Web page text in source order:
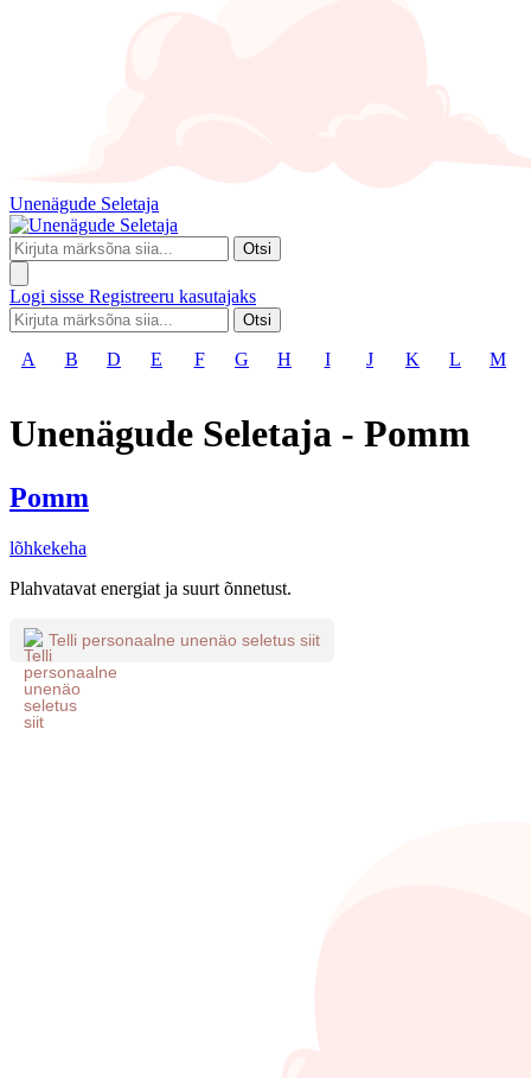
Unenägude Seletaja
Otsi
Logi sisse Registreeru kasutajaks
Otsi
A B D E F G H I J K L M
Unenägude Seletaja - Pomm
Pomm
lõhkekeha
Plahvatavat energiat ja suurt õnnetust.
Telli personaalne unenäo seletus siit